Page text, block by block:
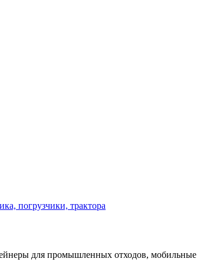
погрузчики, трактора
для промышленных отходов, мобильные